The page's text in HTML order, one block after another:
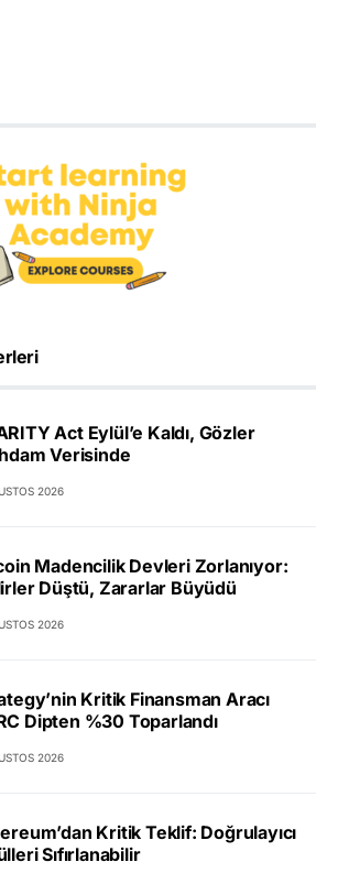
Act Eylül’e Kaldı, Gözler
Verisinde
2026
Madencilik Devleri Zorlanıyor:
Düştü, Zararlar Büyüdü
2026
Kritik Finansman Aracı
Dipten %30 Toparlandı
2026
Kritik Teklif: Doğrulayıcı
Sıfırlanabilir